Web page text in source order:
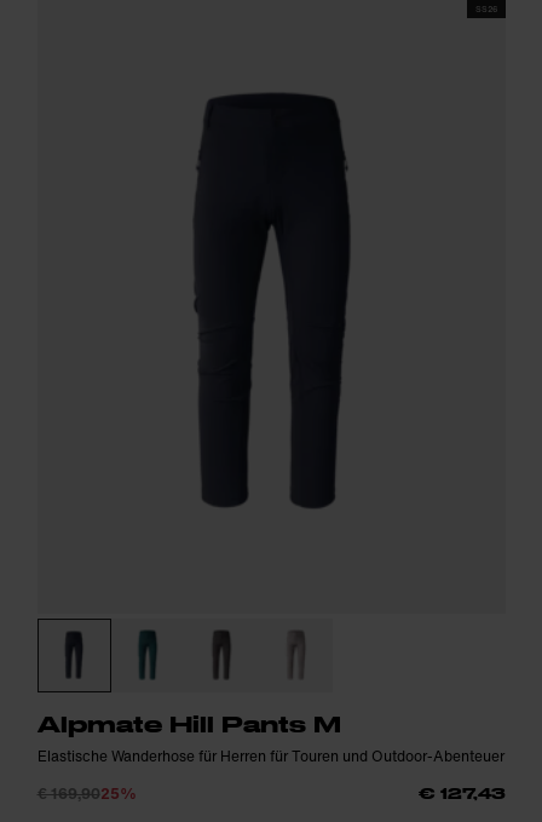
SS26
Alpmate Hill Pants M
Elastische Wanderhose für Herren für Touren und Outdoor-Abenteuer
€ 169,9025% € 127,43